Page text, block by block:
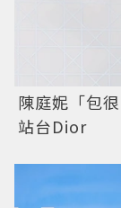
陳庭妮「包
站台Dior